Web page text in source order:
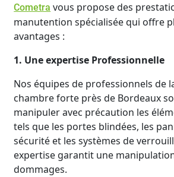
Cometra vous propose des
manutention spécialisée qui offre
avantages :
1. Une expertise Professionnelle
Nos équipes de professionnels de
chambre forte près de Bordeaux
manipuler avec précaution les
tels que les portes blindées, les
sécurité et les systèmes de
expertise garantit une
dommages.